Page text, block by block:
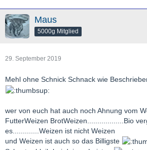
Maus
5000g Mitglied
29. September 2019
Mehl ohne Schnick Schnack wie
wer von euch hat auch noch Ahnung vom
FutterWeizen BrotWeizen..................Bio
es.............Weizen ist nicht Weizen
und Weizen ist auch so das Billigste